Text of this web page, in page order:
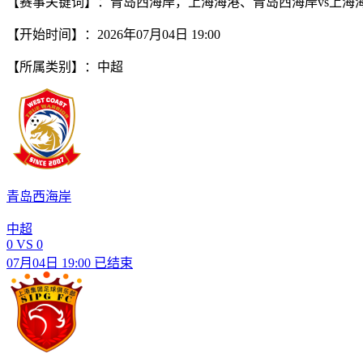
【开始时间】：2026年07月04日 19:00
【所属类别】：中超
青岛西海岸
中超
0 VS 0
07月04日 19:00 已结束